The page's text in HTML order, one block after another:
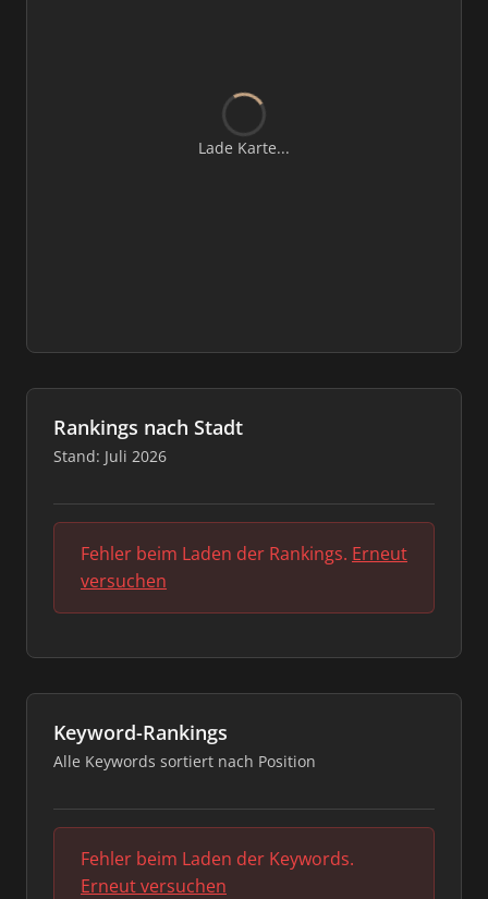
Lade Karte...
Rankings nach Stadt
Stand: Juli 2026
Fehler beim Laden der Rankings. Erneut
versuchen
Keyword-Rankings
Alle Keywords sortiert nach Position
Fehler beim Laden der Keywords.
Erneut versuchen